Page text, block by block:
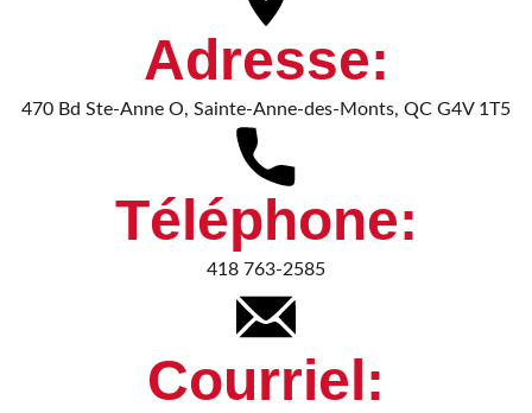
Adresse:
470 Bd Ste-Anne O, Sainte-Anne-des-Monts, QC G4V 1T5
Téléphone:
418 763-2585
Courriel: